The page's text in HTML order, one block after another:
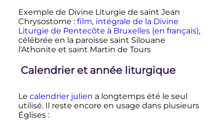
Exemple de Divine Liturgie de saint Jean
Chrysostome : film, intégrale de la Divine
Liturgie de Pentecôte à Bruxelles (en français),
célébrée en la paroisse saint Silouane
l'Athonite et saint Martin de Tours
Calendrier et année liturgique
Le calendrier julien a longtemps été le seul
utilisé. Il reste encore en usage dans plusieurs
Églises :